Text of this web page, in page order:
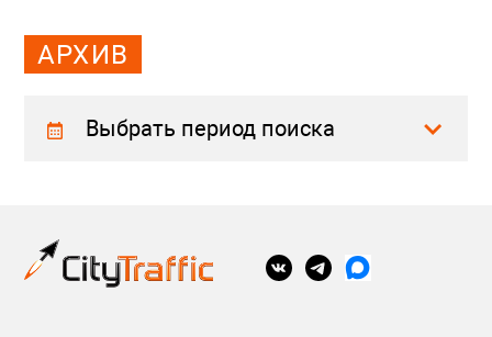
АРХИВ
Выбрать период поиска